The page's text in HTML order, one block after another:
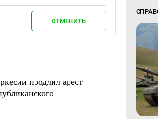
ОТМЕНИТЬ
продлил арест